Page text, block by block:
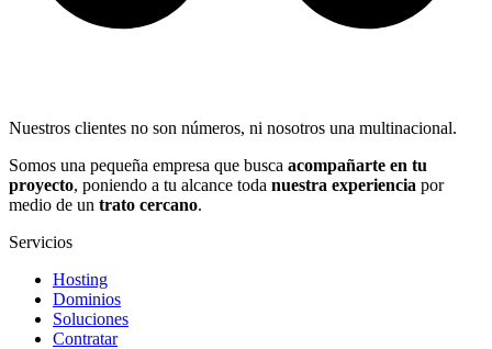
Nuestros clientes no son números, ni nosotros una multinacional.
Somos una pequeña empresa que busca acompañarte en tu
proyecto, poniendo a tu alcance toda nuestra experiencia por
medio de un trato cercano.
Servicios
Hosting
Dominios
Soluciones
Contratar